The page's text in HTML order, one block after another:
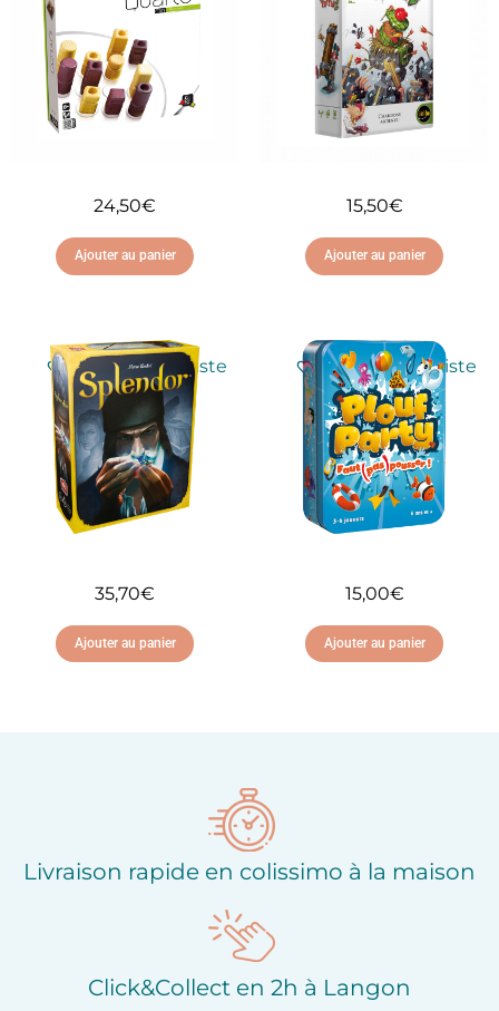
24,50€
Ajouter au panier
Ajouter à ma liste
d'envies
15,50€
Ajouter au panier
Ajouter à ma liste
d'envies
35,70€
Ajouter au panier
15,00€
Ajouter au panier
Livraison rapide en colissimo à la maison
Click&Collect en 2h à Langon